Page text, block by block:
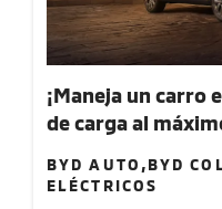
¡Maneja un carro
de carga al
BYD AUTO,BYD
ELÉCTRICOS